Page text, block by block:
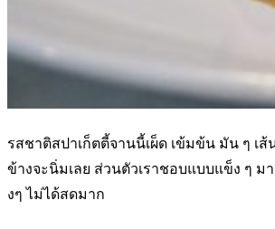
รสชาติสปาเก็ตตี้จานนี้เผ็ด เข้มข้น มัน ๆ เ
ข้างจะนิ่มเลย ส่วนตัวเราชอบแบบแข็ง ๆ ม
งๆ ไม่ได้สดมาก